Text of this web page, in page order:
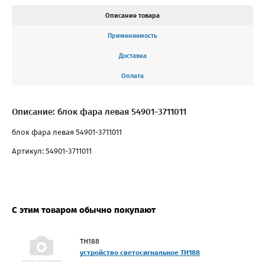
Описание товара
Применяемость
Доставка
Оплата
Описание: блок фара левая 54901-3711011
блок фара левая 54901-3711011
Артикул: 54901-3711011
С этим товаром обычно покупают
ТН188
устройство светосигнальное ТН188